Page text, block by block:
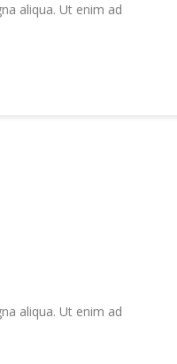
aliqua. Ut enim ad
aliqua. Ut enim ad